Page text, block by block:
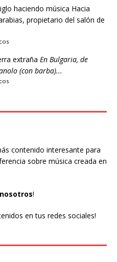
haciendo música Hacia
propietario del salón de
extraña En Bulgaria, de
(con barba)...
contenido interesante para
sobre música creada en
!
en tus redes sociales!